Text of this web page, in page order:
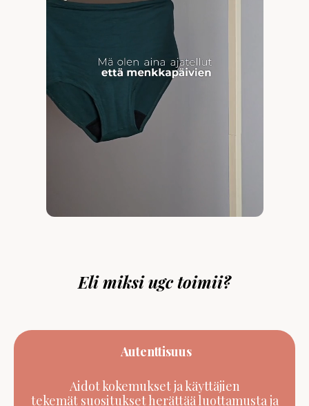
Eli miksi ugc toimii?
Autenttisuus
Aidot kokemukset ja käyttäjien
tekemät suositukset herättää luottamusta ja